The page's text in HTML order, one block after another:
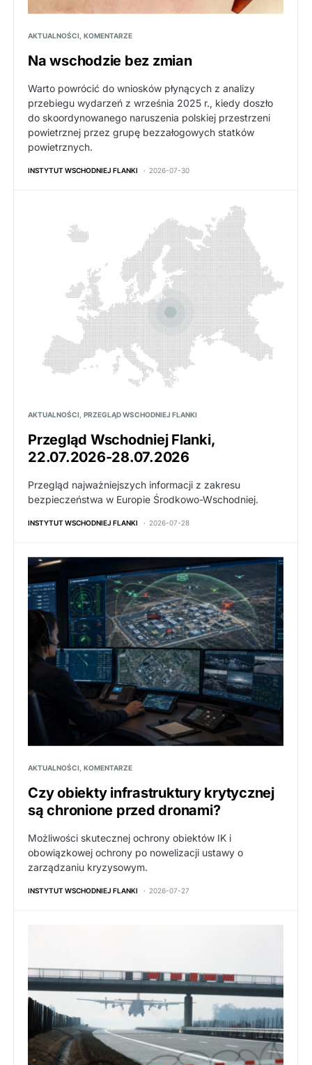
AKTUALNOŚCI KOMENTARZE
Na wschodzie bez zmian
Warto powrócić do wniosków płynących z analizy
przebiegu wydarzeń z września 2025 r., kiedy doszło
do skoordynowanego naruszenia polskiej przestrzeni
powietrznej przez grupę bezzałogowych statków
powietrznych.
INSTYTUT WSCHODNIEJ FLANKI 2026-07-30
AKTUALNOŚCI PRZEGLĄD WSCHODNIEJ FLANKI
Przegląd Wschodniej Flanki,
22.07.2026-28.07.2026
Przegląd najważniejszych informacji z zakresu
bezpieczeństwa w Europie Środkowo-Wschodniej.
INSTYTUT WSCHODNIEJ FLANKI 2026-07-28
AKTUALNOŚCI KOMENTARZE
Czy obiekty infrastruktury krytycznej
są chronione przed dronami?
Możliwości skutecznej ochrony obiektów IK i
obowiązkowej ochrony po nowelizacji ustawy o
zarządzaniu kryzysowym.
INSTYTUT WSCHODNIEJ FLANKI 2026-07-27